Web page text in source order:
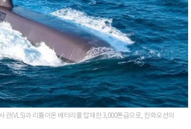
관(VLS)과 리튬이온 배터리를 탑재한 3,000톤급으로, 한화오션의